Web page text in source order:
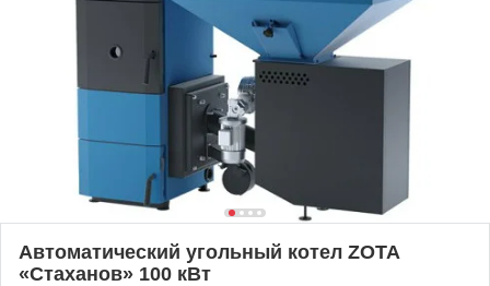
Автоматический угольный котел ZOTA
«Стаханов» 100 кВт